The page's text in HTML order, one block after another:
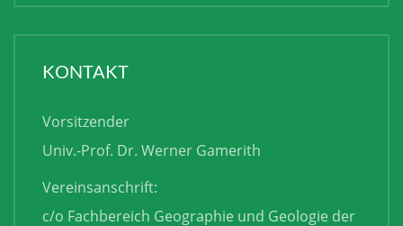
KONTAKT
Vorsitzender
Univ.-Prof. Dr. Werner Gamerith
Vereinsanschrift:
c/o Fachbereich Geographie und Geologie der